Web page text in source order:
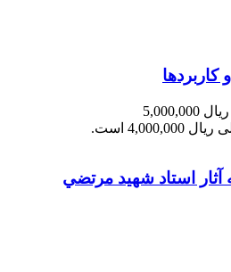
قیمت اصلی ریال 5,000,000
است.
استاد شهيد مرتضي